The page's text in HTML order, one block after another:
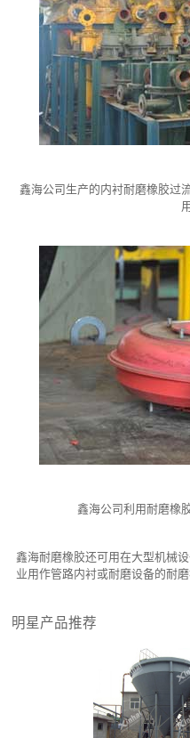
鑫海公司生产的内衬耐磨橡胶过
鑫海公司利用耐磨橡
鑫海耐磨橡胶还可用在大型机械
业用作管路内衬或耐磨设备的耐磨
明星产品推荐